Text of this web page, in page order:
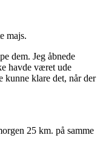
majs.
dem. Jeg åbnede
havde været ude
kunne klare det, når der
25 km. på samme